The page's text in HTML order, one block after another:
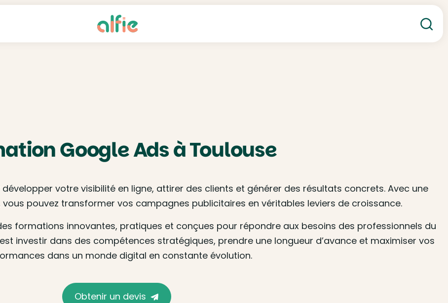
Google Ads à Toulouse
votre visibilité en ligne, attirer des clients et générer des résultats concrets. Avec une
pouvez transformer vos campagnes publicitaires en véritables leviers de croissance.
formations innovantes, pratiques et conçues pour répondre aux besoins des professionnels du
investir dans des compétences stratégiques, prendre une longueur d’avance et maximiser vos
dans un monde digital en constante évolution.
Obtenir un devis